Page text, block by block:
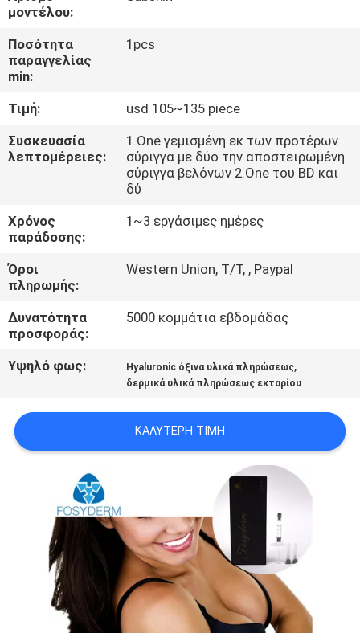
ΕΡΓΟΣΤΆΣΙΟ
ΈΛΕΓΧΟΣ
ΠΟΙΌΤΗΤΑΣ
ΕΠΙΚΟΙΝΩΝΉΣΤΕ
ΜΑΖΊ
ΕΙΔΉΣΕΙΣ
ΖΗΤΉΣΤΕ
ΜΙΑ
ΠΡΟΣΦΟΡΆ
SHOPPING
ONLINE
SITEMAP
PRIVACY
POLICY
μοντέλου:
Ποσότητα
παραγγελίας
min:
1pcs
Τιμή:
usd 105~135 piece
Συσκευασία
λεπτομέρειες:
1.One γεμισμένη εκ των προτέρων
σύριγγα με δύο την αποστειρωμένη
σύριγγα βελόνων 2.One του BD και
δύ
Χρόνος
παράδοσης:
1~3 εργάσιμες ημέρες
Όροι
πληρωμής:
Western Union, T/T, , Paypal
Δυνατότητα
προσφοράς:
5000 κομμάτια εβδομάδας
Υψηλό φως: Hyaluronic όξινα υλικά πληρώσεως,
δερμικά υλικά πληρώσεως εκταρίου
ΚΑΛΎΤΕΡΗ ΤΙΜΉ